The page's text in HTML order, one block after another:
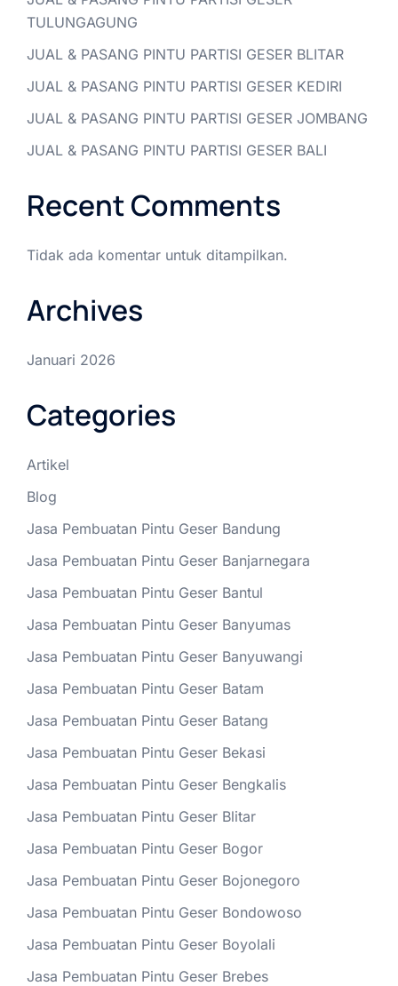
TULUNGAGUNG
JUAL & PASANG PINTU PARTISI GESER BLITAR
JUAL & PASANG PINTU PARTISI GESER KEDIRI
JUAL & PASANG PINTU PARTISI GESER JOMBANG
JUAL & PASANG PINTU PARTISI GESER BALI
Recent Comments
Tidak ada komentar untuk ditampilkan.
Archives
Januari 2026
Categories
Artikel
Blog
Jasa Pembuatan Pintu Geser Bandung
Jasa Pembuatan Pintu Geser Banjarnegara
Jasa Pembuatan Pintu Geser Bantul
Jasa Pembuatan Pintu Geser Banyumas
Jasa Pembuatan Pintu Geser Banyuwangi
Jasa Pembuatan Pintu Geser Batam
Jasa Pembuatan Pintu Geser Batang
Jasa Pembuatan Pintu Geser Bekasi
Jasa Pembuatan Pintu Geser Bengkalis
Jasa Pembuatan Pintu Geser Blitar
Jasa Pembuatan Pintu Geser Bogor
Jasa Pembuatan Pintu Geser Bojonegoro
Jasa Pembuatan Pintu Geser Bondowoso
Jasa Pembuatan Pintu Geser Boyolali
Jasa Pembuatan Pintu Geser Brebes